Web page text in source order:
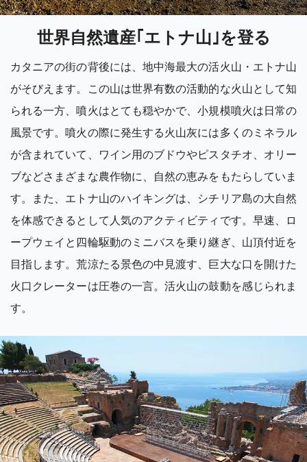
世界自然遺産｢エトナ山｣を登る
カタニアの街の背後には、地中海最大の活火山・エトナ山
がそびえます。この山は世界有数の活動的な火山として知
られる一方、噴火はとても穏やかで、小規模噴火は日常の
風景です。噴火の際に発生する火山灰には多くのミネラル
が含まれていて、ワイン用のブドウやピスタチオ、オリー
ブなどさまざまな農作物に、自然の恵みをもたらしていま
す。また、エトナ山のハイキングは、シチリア島の大自然
を体感できるとして人気のアクティビティです。早速、ロ
ープウェイと四輪駆動のミニバスを乗り継ぎ、山頂付近を
目指します。荒涼たる景色の中見渡す、巨大な口を開けた
火口クレーターは圧巻の一言。活火山の鼓動を感じられま
す。